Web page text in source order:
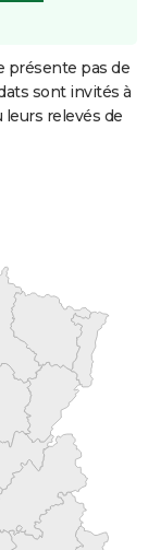
présente pas de
sont invités à
relevés de